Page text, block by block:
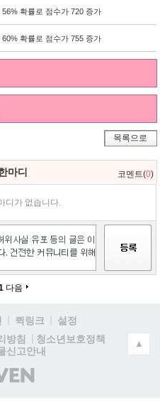
확률로 점수가 720 증가
확률로 점수가 755 증가
목록으로
마디 코멘트(0)
디가 없습니다.
다음
퀵링크
설정
방침
청소년보호정책
신고안내
(주)
인
▲